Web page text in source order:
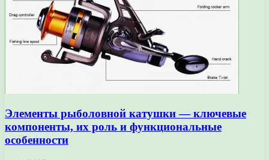
Элементы рыболовной катушки — ключевые
компоненты, их роль и функциональные
особенности